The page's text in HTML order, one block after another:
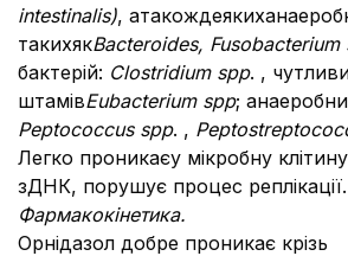
intestinalis),
такихякBacteroides, Fusobacterium
бактерій: Clostridium spp. ,
штамівEubacterium spp;
Peptococcus spp. ,
Легко проникаєу мікробну
зДНК, порушує процес реплікації.
Фармакокінетика.
Орнідазол добре проникає крізь